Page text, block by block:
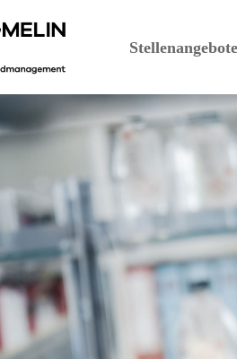
Stellenangebote